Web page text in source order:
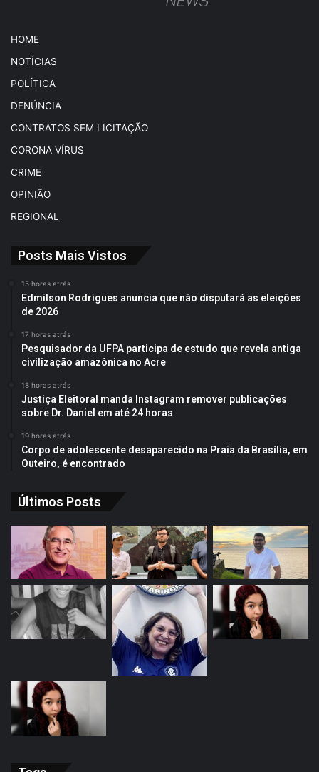
HOME
NOTÍCIAS
POLÍTICA
DENÚNCIA
CONTRATOS SEM LICITAÇÃO
CORONA VÍRUS
CRIME
OPINIÃO
REGIONAL
Posts Mais Vistos
15 horas atrás
Edmilson Rodrigues anuncia que não disputará as eleições
de 2026
17 horas atrás
Pesquisador da UFPA participa de estudo que revela antiga
civilização amazônica no Acre
18 horas atrás
Justiça Eleitoral manda Instagram remover publicações
sobre Dr. Daniel em até 24 horas
19 horas atrás
Corpo de adolescente desaparecido na Praia da Brasília, em
Outeiro, é encontrado
Últimos Posts